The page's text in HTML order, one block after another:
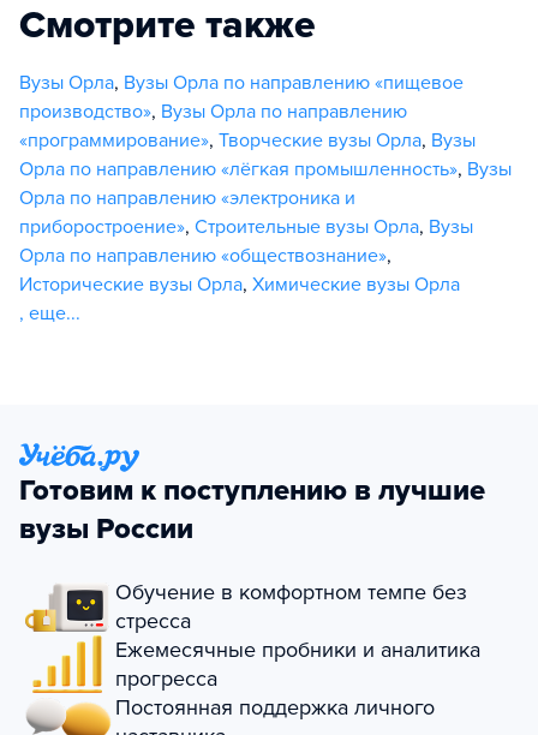
Смотрите также
Вузы Орла, Вузы Орла по направлению «пищевое
производство», Вузы Орла по направлению
«программирование», Творческие вузы Орла, Вузы
Орла по направлению «лёгкая промышленность», Вузы
Орла по направлению «электроника и
приборостроение», Строительные вузы Орла, Вузы
Орла по направлению «обществознание»,
Исторические вузы Орла, Химические вузы Орла
, еще...
Готовим к поступлению в лучшие
вузы России
Обучение в комфортном темпе без
стресса
Ежемесячные пробники и аналитика
прогресса
Постоянная поддержка личного